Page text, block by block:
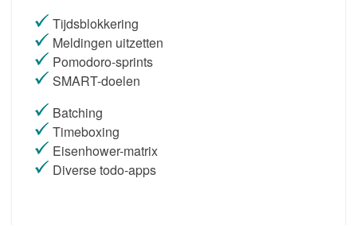
Tijdsblokkering
Meldingen uitzetten
Pomodoro-sprints
SMART-doelen
Batching
Timeboxing
Eisenhower-matrix
Diverse todo-apps